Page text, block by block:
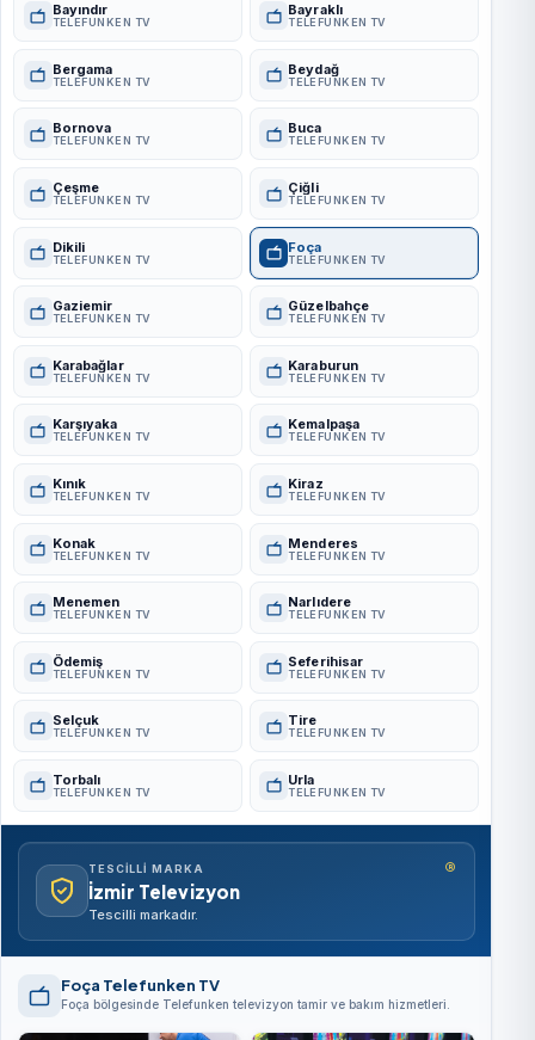
Bayındır
TELEFUNKEN TV
Bayraklı
TELEFUNKEN TV
Bergama
TELEFUNKEN TV
Beydağ
TELEFUNKEN TV
Bornova
TELEFUNKEN TV
Buca
TELEFUNKEN TV
Çeşme
TELEFUNKEN TV
Çiğli
TELEFUNKEN TV
Dikili
TELEFUNKEN TV
Foça
TELEFUNKEN TV
Gaziemir
TELEFUNKEN TV
Güzelbahçe
TELEFUNKEN TV
Karabağlar
TELEFUNKEN TV
Karaburun
TELEFUNKEN TV
Karşıyaka
TELEFUNKEN TV
Kemalpaşa
TELEFUNKEN TV
Kınık
TELEFUNKEN TV
Kiraz
TELEFUNKEN TV
Konak
TELEFUNKEN TV
Menderes
TELEFUNKEN TV
Menemen
TELEFUNKEN TV
Narlıdere
TELEFUNKEN TV
Ödemiş
TELEFUNKEN TV
Seferihisar
TELEFUNKEN TV
Selçuk
TELEFUNKEN TV
Tire
TELEFUNKEN TV
Torbalı
TELEFUNKEN TV
Urla
TELEFUNKEN TV
TESCILLI MARKA
İzmir Televizyon
Tescilli markadır.
®
Foça Telefunken TV
Foça bölgesinde Telefunken televizyon tamir ve bakım hizmetleri.